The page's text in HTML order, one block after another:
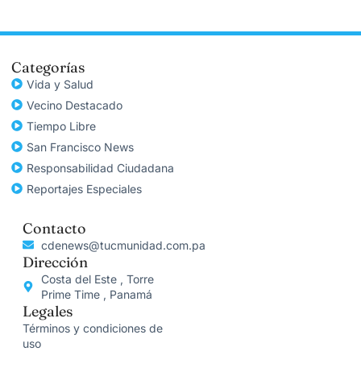
Categorías
Vida y Salud
Vecino Destacado
Tiempo Libre
San Francisco News
Responsabilidad Ciudadana
Reportajes Especiales
Contacto
cdenews@tucmunidad.com.pa
Dirección
Costa del Este , Torre
Prime Time , Panamá
Legales
Términos y condiciones de
uso